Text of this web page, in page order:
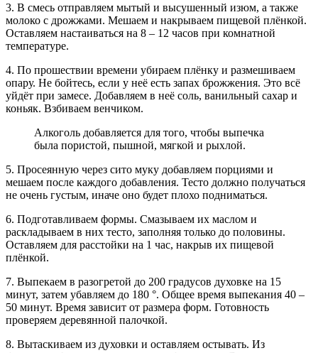
3. В смесь отправляем мытый и высушенный изюм, а также
молоко с дрожжами. Мешаем и накрываем пищевой плёнкой.
Оставляем настаиваться на 8 – 12 часов при комнатной
температуре.
4. По прошествии времени убираем плёнку и размешиваем
опару. Не бойтесь, если у неё есть запах брожжения. Это всё
уйдёт при замесе. Добавляем в неё соль, ванильный сахар и
коньяк. Взбиваем венчиком.
Алкоголь добавляется для того, чтобы выпечка
была пористой, пышной, мягкой и рыхлой.
5. Просеянную через сито муку добавляем порциями и
мешаем после каждого добавления. Тесто должно получаться
не очень густым, иначе оно будет плохо подниматься.
6. Подготавливаем формы. Смазываем их маслом и
раскладываем в них тесто, заполняя только до половины.
Оставляем для расстойки на 1 час, накрыв их пищевой
плёнкой.
7. Выпекаем в разогретой до 200 градусов духовке на 15
минут, затем убавляем до 180 °. Общее время выпекания 40 –
50 минут. Время зависит от размера форм. Готовность
проверяем деревянной палочкой.
8. Вытаскиваем из духовки и оставляем остывать. Из